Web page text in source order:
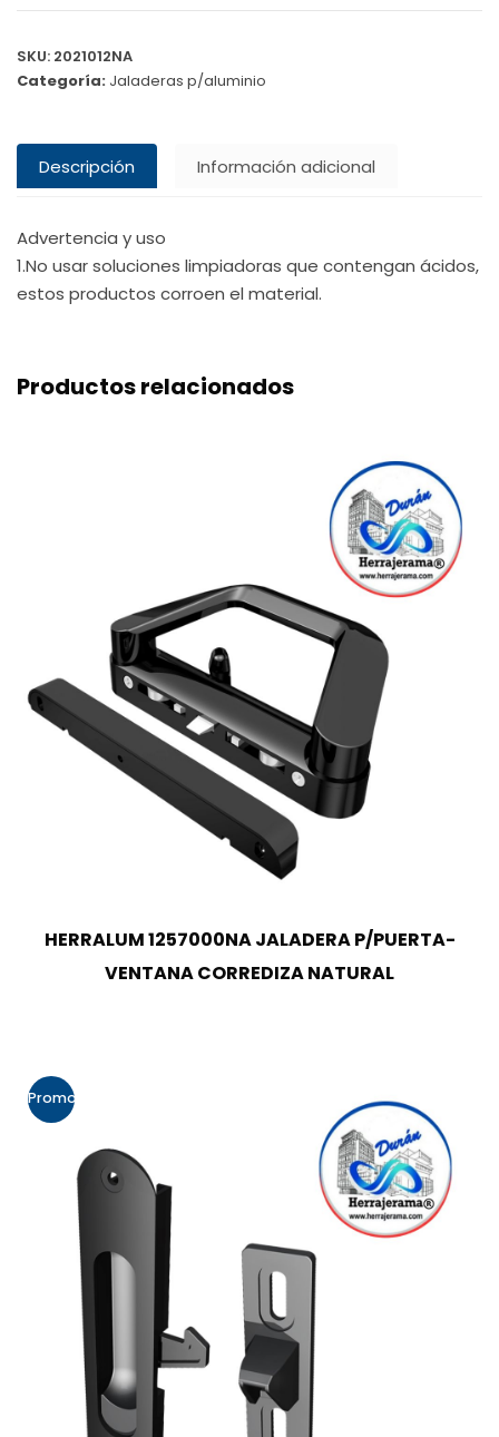
SKU: 2021012NA
Categoría: Jaladeras p/aluminio
Descripción Información adicional
Advertencia y uso
1.No usar soluciones limpiadoras que contengan ácidos,
estos productos corroen el material.
Productos relacionados
HERRALUM 1257000NA JALADERA P/PUERTA-
VENTANA CORREDIZA NATURAL
Promo!